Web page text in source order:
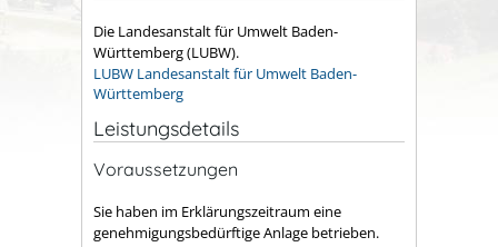
Die Landesanstalt für Umwelt Baden-
Württemberg (LUBW).
LUBW Landesanstalt für Umwelt Baden-
Württemberg
Leistungsdetails
Voraussetzungen
Sie haben im Erklärungszeitraum eine
genehmigungsbedürftige Anlage betrieben.